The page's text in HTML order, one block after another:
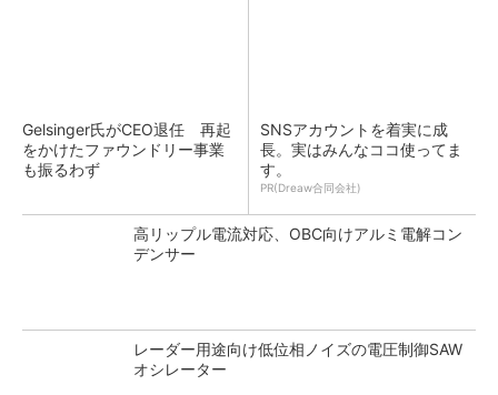
Gelsinger氏がCEO退任 再起
をかけたファウンドリー事業
も振るわず
SNSアカウントを着実に成
長。実はみんなココ使ってま
す。
PR(Dreaw合同会社)
高リップル電流対応、OBC向けアルミ電解コン
デンサー
レーダー用途向け低位相ノイズの電圧制御SAW
オシレーター